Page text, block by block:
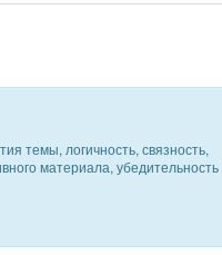
темы, логичность, связность,
материала, убедительность